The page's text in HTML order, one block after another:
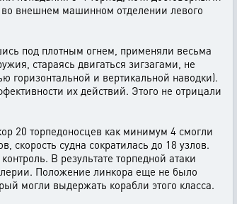
внешнем машинном отделении левого
под плотным огнем, применяли весьма
стараясь двигаться зигзагами, не
горизонтальной и вертикальной наводки).
их действий. Этого не отрицали
20 торпедоносцев как минимум 4 смогли
скорость судна сократилась до 18 узлов.
В результате торпедной атаки
Положение линкора еще не было
могли выдержать корабли этого класса.